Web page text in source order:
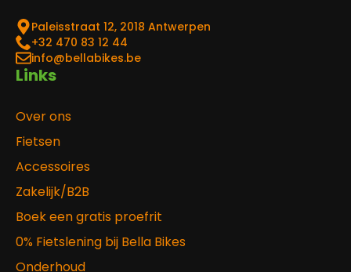
Paleisstraat 12, 2018 Antwerpen
‎+32 470 83 12 44
info@bellabikes.be
Links
Over ons
Fietsen
Accessoires
Zakelijk/B2B
Boek een gratis proefrit
0% Fietslening bij Bella Bikes
Onderhoud